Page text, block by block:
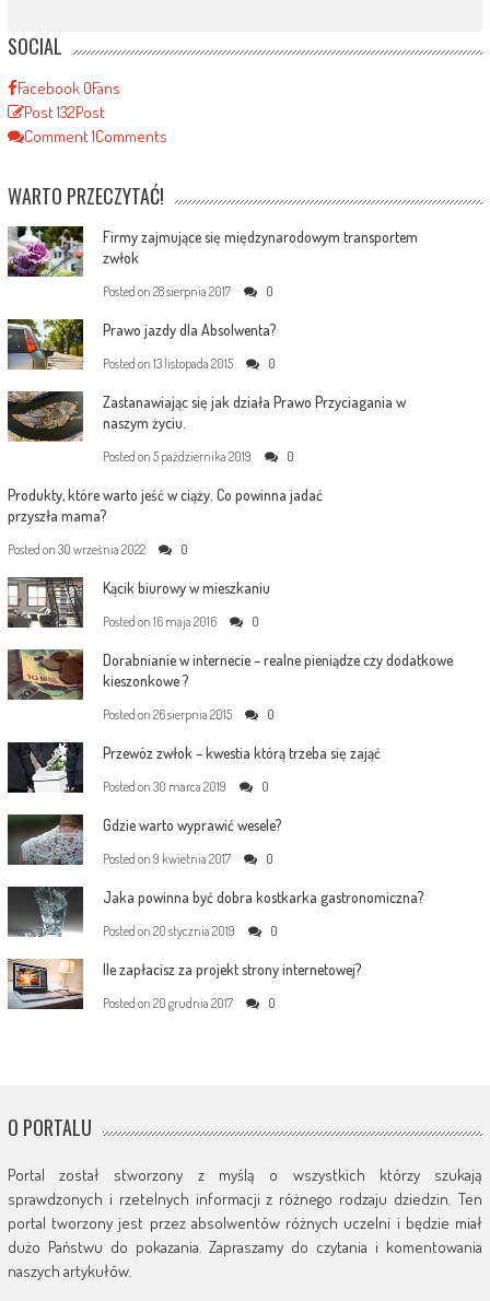
SOCIAL
Facebook 0Fans
Post132Post
Comment1Comments
WARTO PRZECZYTAĆ!
Firmy zajmujące się międzynarodowym transportem
zwłok
Posted on 28 sierpnia 2017 0
Prawo jazdy dla Absolwenta?
Posted on 13 listopada 2015 0
Zastanawiając się jak działa Prawo Przyciagania w
naszym życiu.
Posted on 5 października 2019 0
Produkty, które warto jeść w ciąży. Co powinna jadać
przyszła mama?
Posted on 30 września 2022 0
Kącik biurowy w mieszkaniu
Posted on 16 maja 2016 0
Dorabnianie w internecie – realne pieniądze czy dodatkowe
kieszonkowe ?
Posted on 26 sierpnia 2015 0
Przewóz zwłok – kwestia którą trzeba się zająć
Posted on 30 marca 2019 0
Gdzie warto wyprawić wesele?
Posted on 9 kwietnia 2017 0
Jaka powinna być dobra kostkarka gastronomiczna?
Posted on 20 stycznia 2019 0
Ile zapłacisz za projekt strony internetowej?
Posted on 20 grudnia 2017 0
O PORTALU
Portal został stworzony z myślą o wszystkich którzy szukają
sprawdzonych i rzetelnych informacji z różnego rodzaju dziedzin. Ten
portal tworzony jest przez absolwentów różnych uczelni i będzie miał
dużo Państwu do pokazania. Zapraszamy do czytania i komentowania
naszych artykułów.